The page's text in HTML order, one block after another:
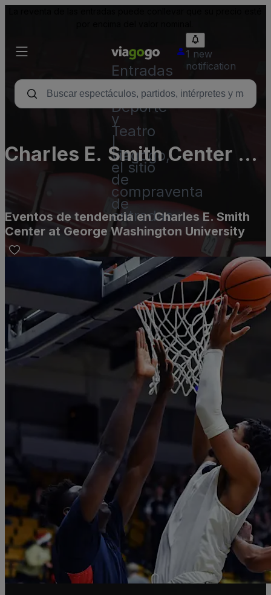
Entradas
para
Conciertos,
Deporte
y
Teatro
|
viagogo,
el sitio
de
compraventa
de
entradas
1 new
notification
Charles E. Smith Center at
George Washington
University
Eventos de tendencia en Charles E. Smith
Center at George Washington University